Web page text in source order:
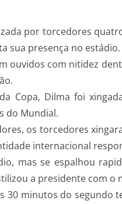
por torcedores
sua presença no estádio.
ouvidos com nitidez
Copa, Dilma foi
do Mundial.
os torcedores
internacional
mas se espalhou
a presidente com o
30 minutos do